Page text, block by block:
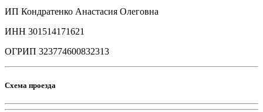
ИП Кондратенко Анастасия Олеговна
ИНН 301514171621
ОГРИП 323774600832313
Схема проезда